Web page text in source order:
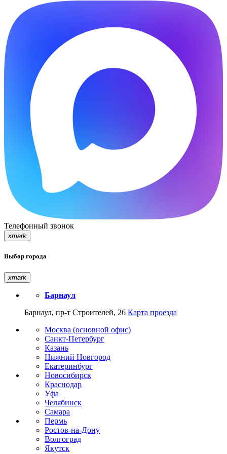
Телефонный звонок
xmark
Выбор города
xmark
Барнаул
Барнаул, пр-т Строителей, 26 Карта проезда
Москва (основной офис)
Санкт-Петербург
Казань
Нижний Новгород
Екатеринбург
Новосибирск
Краснодар
Уфа
Челябинск
Самара
Пермь
Ростов-на-Дону
Волгоград
Якутск